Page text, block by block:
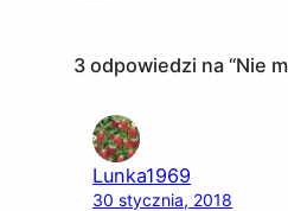
3 odpowiedzi na “Nie
Lunka1969
30 stycznia, 2018